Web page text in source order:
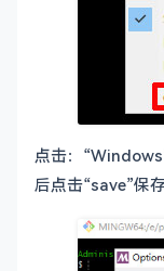
点击：
后点击“save”保存